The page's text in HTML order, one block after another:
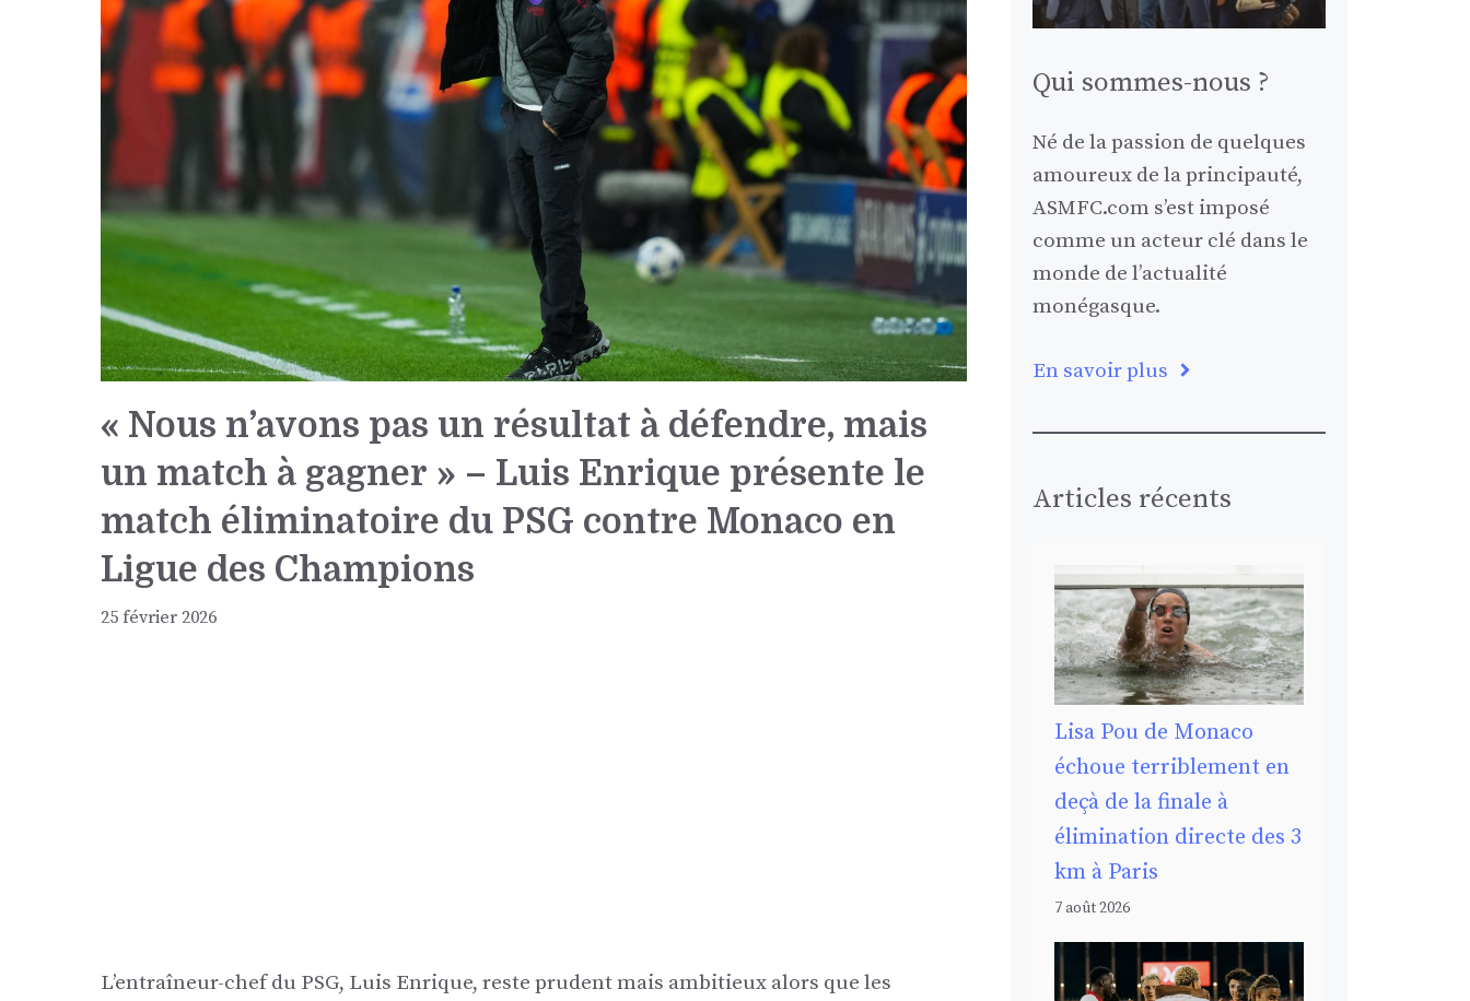
« Nous n’avons pas un résultat à défendre, mais
un match à gagner » – Luis Enrique présente le
match éliminatoire du PSG contre Monaco en
Ligue des Champions
25 février 2026
L’entraîneur-chef du PSG, Luis Enrique, reste prudent mais ambitieux alors que les
Qui sommes-nous ?
Né de la passion de quelques
amoureux de la principauté,
ASMFC.com s’est imposé
comme un acteur clé dans le
monde de l’actualité
monégasque.
En savoir plus
Articles récents
Lisa Pou de Monaco
échoue terriblement en
deçà de la finale à
élimination directe des 3
km à Paris
7 août 2026